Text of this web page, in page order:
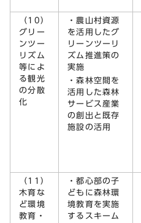
（10）
グリー
ンツー
リズム
等によ
る観光
の分散
化
・農山村資源
を活用したグ
リーンツーリ
ズム推進策の
実施
・森林空間を
活用した森林
サービス産業
の創出と既存
施設の活用
（11）
木育な
ど環境
教育・
・都心部の子
どもに森林環
境教育を実施
するスキーム